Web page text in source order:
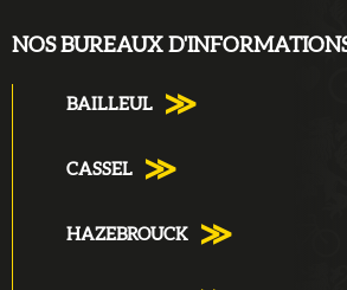
NOS BUREAUX
BAILLEUL
CASSEL
HAZEBROUCK